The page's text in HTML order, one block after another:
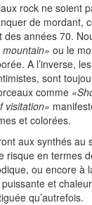
rock ne soient
de mordant,
des années 70.
ou le
A l’inverse,
sont
comme «
visitation»
et colorées.
aux synthés au
risque en termes
ou encore à
et
qu’autrefois.